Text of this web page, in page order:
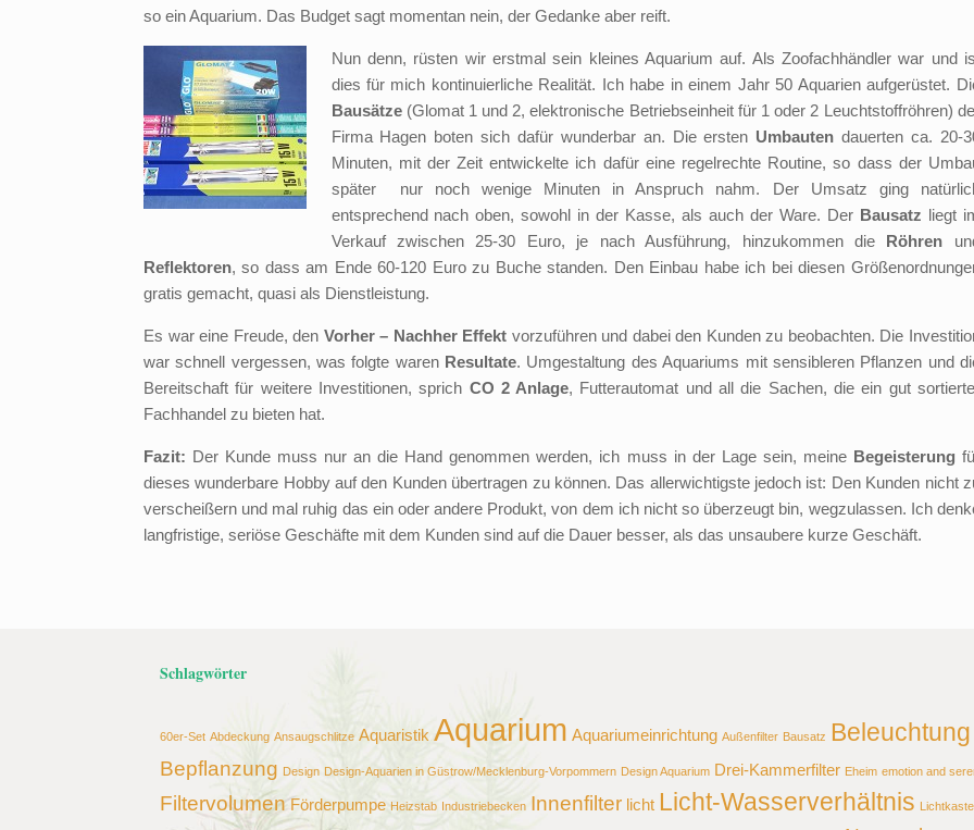
so ein Aquarium. Das Budget sagt momentan nein, der Gedanke aber reift.
Nun denn, rüsten wir erstmal sein kleines Aquarium auf. Als Zoofachhändler war und
dies für mich kontinuierliche Realität. Ich habe in einem Jahr 50 Aquarien aufgerüstet.
Bausätze(Glomat 1 und 2, elektronische Betriebseinheit für 1 oder 2 Leuchtstoffröhren)
Firma Hagen boten sich dafür wunderbar an. Die ersten Umbauten dauerten ca. 20-
Minuten, mit der Zeit entwickelte ich dafür eine regelrechte Routine, so dass der
später nur noch wenige Minuten in Anspruch nahm. Der Umsatz ging
entsprechend nach oben, sowohl in der Kasse, als auch der Ware. Der Bausatz liegt
Verkauf zwischen 25-30 Euro, je nach Ausführung, hinzukommen die Röhren
Reflektoren, so dass am Ende 60-120 Euro zu Buche standen. Den Einbau habe ich bei diesen
gratis gemacht, quasi als Dienstleistung.
Es war eine Freude, den Vorher – Nachher Effekt vorzuführen und dabei den Kunden zu beobachten. Die
war schnell vergessen, was folgte waren Resultate. Umgestaltung des Aquariums mit sensibleren Pflanzen und
Bereitschaft für weitere Investitionen, sprich CO 2 Anlage, Futterautomat und all die Sachen, die ein gut
Fachhandel zu bieten hat.
Fazit: Der Kunde muss nur an die Hand genommen werden, ich muss in der Lage sein, meine Begeisterung
dieses wunderbare Hobby auf den Kunden übertragen zu können. Das allerwichtigste jedoch ist: Den Kunden nicht
verscheißern und mal ruhig das ein oder andere Produkt, von dem ich nicht so überzeugt bin, wegzulassen. Ich
langfristige, seriöse Geschäfte mit dem Kunden sind auf die Dauer besser, als das unsaubere kurze Geschäft.
Schlagwörter
60er-Set Abdeckung Ansaugschlitze Aquaristik Aquarium Aquariumeinrichtung Außenfilter Bausatz Beleuchtung
Bepflanzung Design Design-Aquarien in Güstrow/Mecklenburg-Vorpommern Design Aquarium Drei-Kammerfilter Eheim emotion and
Filtervolumen Förderpumpe Heizstab Industriebecken Innenfilter licht Licht-Wasserverhältnis